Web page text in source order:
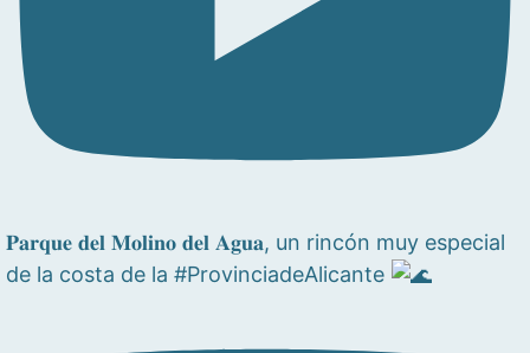
𝐏𝐚𝐫𝐪𝐮𝐞 𝐝𝐞𝐥 𝐌𝐨𝐥𝐢𝐧𝐨 𝐝𝐞𝐥 𝐀𝐠𝐮𝐚, un rincón muy especial
de la costa de la #ProvinciadeAlicante